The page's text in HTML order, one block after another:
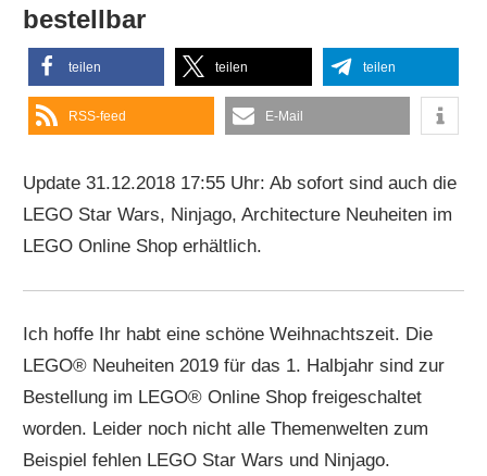
bestellbar
teilen teilen teilen
RSS-feed E-Mail
Update 31.12.2018 17:55 Uhr: Ab sofort sind auch die
LEGO Star Wars, Ninjago, Architecture Neuheiten im
LEGO Online Shop erhältlich.
Ich hoffe Ihr habt eine schöne Weihnachtszeit. Die
LEGO® Neuheiten 2019 für das 1. Halbjahr sind zur
Bestellung im LEGO® Online Shop freigeschaltet
worden. Leider noch nicht alle Themenwelten zum
Beispiel fehlen LEGO Star Wars und Ninjago.